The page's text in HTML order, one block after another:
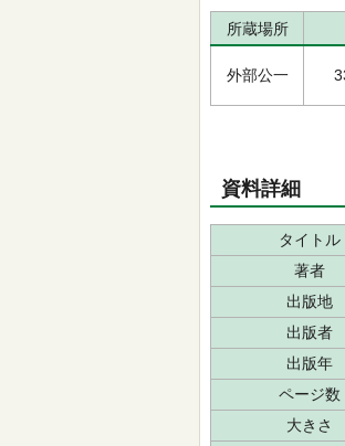
所蔵場所
外部公一
資料詳細
タイトル
著者
出版地
出版者
出版年
ページ数
大きさ